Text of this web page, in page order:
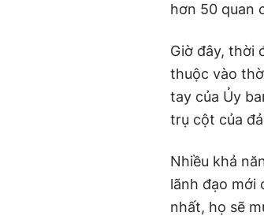
hơn 50 quan
Giờ đây, thời
thuộc vào
tay của Ủy
trụ cột của
Nhiều khả
lãnh đạo mới
nhất, họ sẽ